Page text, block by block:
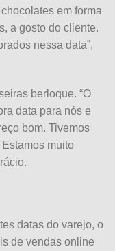
em forma
a gosto do cliente.
nessa data”,
berloque. “O
data para nós e
bom. Tivemos
muito
datas do varejo, o
de vendas online